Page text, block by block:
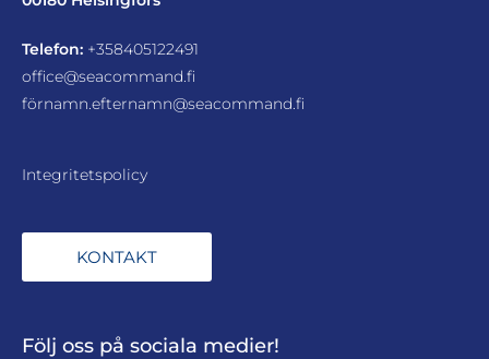
Telefon: +358405122491
office@seacommand.fi
förnamn.efternamn@seacommand.fi
Integritetspolicy
KONTAKT
Följ oss på sociala medier!